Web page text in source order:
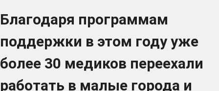
Благодаря программам
поддержки в этом году уже
более 30 медиков переехали
работать в малые города и